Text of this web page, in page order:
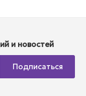
и новостей
Подписаться